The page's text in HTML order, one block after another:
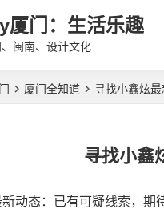
厦门：生活乐趣
闽南、设计文化
厦门全知道 寻找小鑫炫
寻找小鑫
动态：已有可疑线索，期